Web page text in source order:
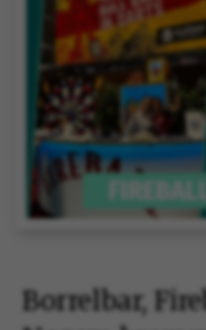
Borrelbar,